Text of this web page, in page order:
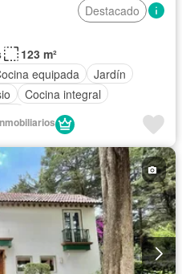
Destacado
123 m²
equipada
Jardín
Cocina integral